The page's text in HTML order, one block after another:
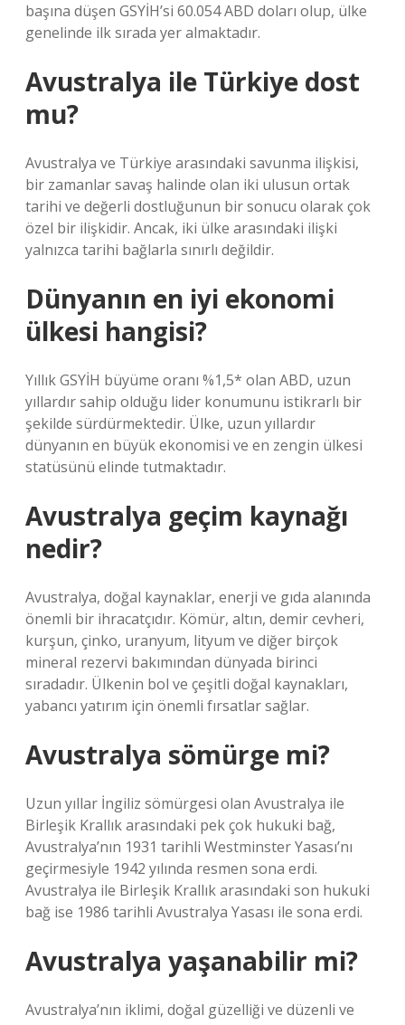
başına düşen GSYİH’si 60.054 ABD doları olup, ülke
genelinde ilk sırada yer almaktadır.
Avustralya ile Türkiye dost
mu?
Avustralya ve Türkiye arasındaki savunma ilişkisi,
bir zamanlar savaş halinde olan iki ulusun ortak
tarihi ve değerli dostluğunun bir sonucu olarak çok
özel bir ilişkidir. Ancak, iki ülke arasındaki ilişki
yalnızca tarihi bağlarla sınırlı değildir.
Dünyanın en iyi ekonomi
ülkesi hangisi?
Yıllık GSYİH büyüme oranı %1,5* olan ABD, uzun
yıllardır sahip olduğu lider konumunu istikrarlı bir
şekilde sürdürmektedir. Ülke, uzun yıllardır
dünyanın en büyük ekonomisi ve en zengin ülkesi
statüsünü elinde tutmaktadır.
Avustralya geçim kaynağı
nedir?
Avustralya, doğal kaynaklar, enerji ve gıda alanında
önemli bir ihracatçıdır. Kömür, altın, demir cevheri,
kurşun, çinko, uranyum, lityum ve diğer birçok
mineral rezervi bakımından dünyada birinci
sıradadır. Ülkenin bol ve çeşitli doğal kaynakları,
yabancı yatırım için önemli fırsatlar sağlar.
Avustralya sömürge mi?
Uzun yıllar İngiliz sömürgesi olan Avustralya ile
Birleşik Krallık arasındaki pek çok hukuki bağ,
Avustralya’nın 1931 tarihli Westminster Yasası’nı
geçirmesiyle 1942 yılında resmen sona erdi.
Avustralya ile Birleşik Krallık arasındaki son hukuki
bağ ise 1986 tarihli Avustralya Yasası ile sona erdi.
Avustralya yaşanabilir mi?
Avustralya’nın iklimi, doğal güzelliği ve düzenli ve